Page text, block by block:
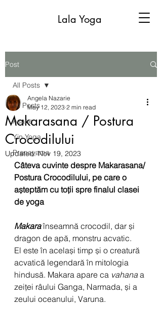
Lala Yoga
Post
All Posts
Asane
Yin Yoga
Pranayama
All Posts
Makarasana / Postura
Crocodilului
Angela Nazarie
May 12, 2023 2 min read
Updated:Nov 19, 2023
Câteva cuvinte despre Makarasana/
Postura Crocodilului, pe care o
așteptăm cu toții spre finalul clasei
de yoga
Makara înseamnă crocodil, dar și
dragon de apă, monstru acvatic.
El este în același timp și o creatură
acvatică legendară în mitologia
hindusă. Makara apare ca vahana a
zeiței râului Ganga, Narmada, și a
zeului oceanului, Varuna.